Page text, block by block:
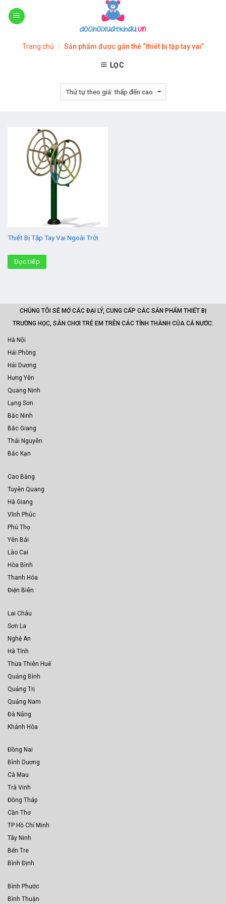
Skip
Trang chủ / Sản phẩm được gắn thẻ “thiết bị tập tay vai”
LỌC
Thiết Bị Tập Tay Vai Ngoài Trời
Đọc tiếp
CHÚNG TÔI SẼ MỞ CÁC ĐẠI LÝ, CUNG CẤP CÁC SẢN PHẨM THIẾT BỊ
TRƯỜNG HỌC, SÂN CHƠI TRẺ EM TRÊN CÁC TỈNH THÀNH CỦA CẢ NƯỚC:
Hà Nội
Hải Phòng
Hải Dương
Hưng Yên
Quang Ninh
Lạng Sơn
Bắc Ninh
Bắc Giang
Thái Nguyên
Bắc Kạn
Cao Bằng
Tuyên Quang
Hà Giang
Vĩnh Phúc
Phú Thọ
Yên Bái
Lào Cai
Hòa Bình
Thanh Hóa
Điện Biên
Lai Châu
Sơn La
Nghệ An
Hà Tĩnh
Thừa Thiên Huế
Quảng Bình
Quảng Trị
Quảng Nam
Đà Nẵng
Khánh Hòa
Đồng Nai
Bình Dương
Cà Mau
Trà Vinh
Đồng Tháp
Cần Thơ
TP Hồ Chí Minh
Tây Ninh
Bến Tre
Bình Định
Bình Phước
Bình Thuận